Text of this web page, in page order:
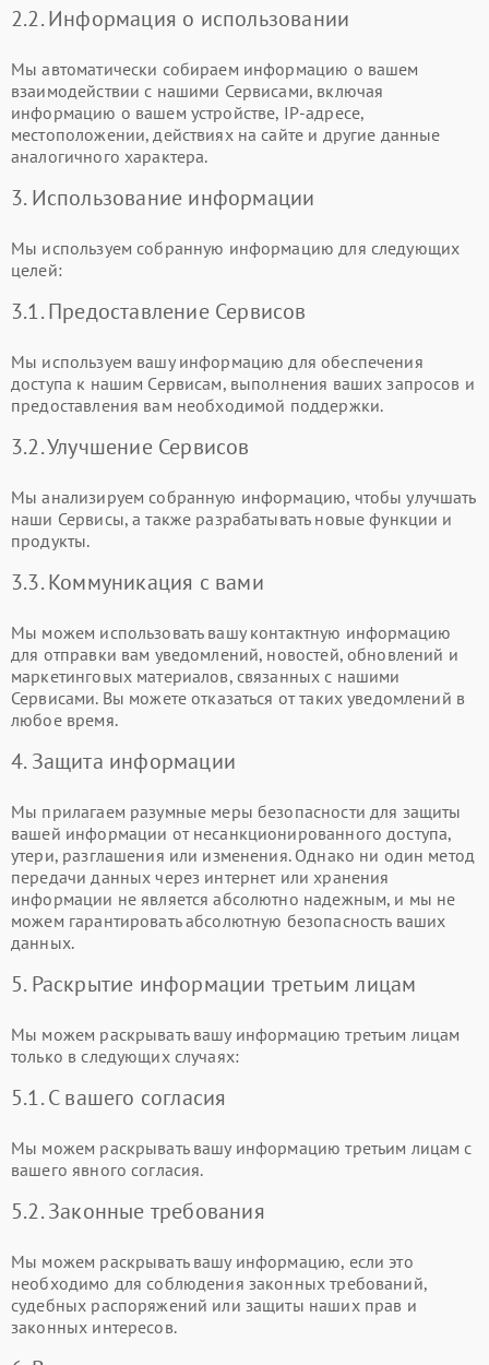
2.2. Информация о использовании
Мы автоматически собираем информацию о вашем
взаимодействии с нашими Сервисами, включая
информацию о вашем устройстве, IP-адресе,
местоположении, действиях на сайте и другие данные
аналогичного характера.
3. Использование информации
Мы используем собранную информацию для следующих
целей:
3.1. Предоставление Сервисов
Мы используем вашу информацию для обеспечения
доступа к нашим Сервисам, выполнения ваших запросов и
предоставления вам необходимой поддержки.
3.2. Улучшение Сервисов
Мы анализируем собранную информацию, чтобы улучшать
наши Сервисы, а также разрабатывать новые функции и
продукты.
3.3. Коммуникация с вами
Мы можем использовать вашу контактную информацию
для отправки вам уведомлений, новостей, обновлений и
маркетинговых материалов, связанных с нашими
Сервисами. Вы можете отказаться от таких уведомлений в
любое время.
4. Защита информации
Мы прилагаем разумные меры безопасности для защиты
вашей информации от несанкционированного доступа,
утери, разглашения или изменения. Однако ни один метод
передачи данных через интернет или хранения
информации не является абсолютно надежным, и мы не
можем гарантировать абсолютную безопасность ваших
данных.
5. Раскрытие информации третьим лицам
Мы можем раскрывать вашу информацию третьим лицам
только в следующих случаях:
5.1. С вашего согласия
Мы можем раскрывать вашу информацию третьим лицам с
вашего явного согласия.
5.2. Законные требования
Мы можем раскрывать вашу информацию, если это
необходимо для соблюдения законных требований,
судебных распоряжений или защиты наших прав и
законных интересов.